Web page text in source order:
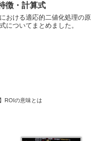
徴・計算式
おける適応的二値化処理の原
についてまとめました。
ROIの意味とは